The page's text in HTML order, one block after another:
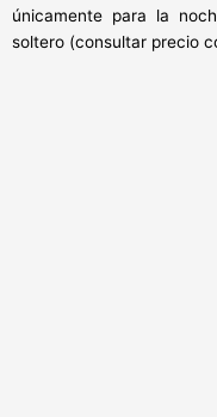
únicamente para la
soltero (consultar precio